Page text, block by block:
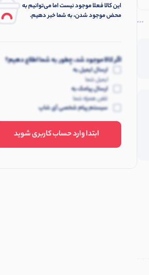
این کالا فعلا موجود نیست اما می‌توانیم به
محض موجود شدن، به شما خبر دهیم.
اگر کالا موجود شد، چطور به شما اطلاع دهیم؟
ارسال ایمیل به
ایمیل شما
ارسال پیامک به
تلفن همراه شما
سیستم پیام شخصی آی شاپ
ابتدا وارد حساب کاربری شوید